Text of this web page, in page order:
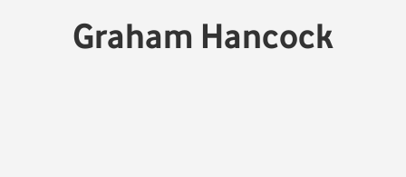
Graham Hancock